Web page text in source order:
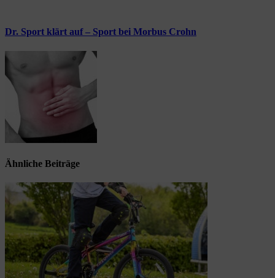
Dr. Sport klärt auf – Sport bei Morbus Crohn
Ähnliche Beiträge